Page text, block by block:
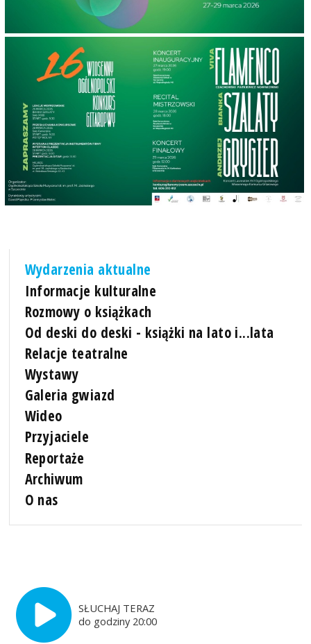
Wydarzenia aktualne
Informacje kulturalne
Rozmowy o książkach
Od deski do deski - książki na lato i...lata
Relacje teatralne
Wystawy
Galeria gwiazd
Wideo
Przyjaciele
Reportaże
Archiwum
O nas
SŁUCHAJ TERAZ
do godziny 20:00